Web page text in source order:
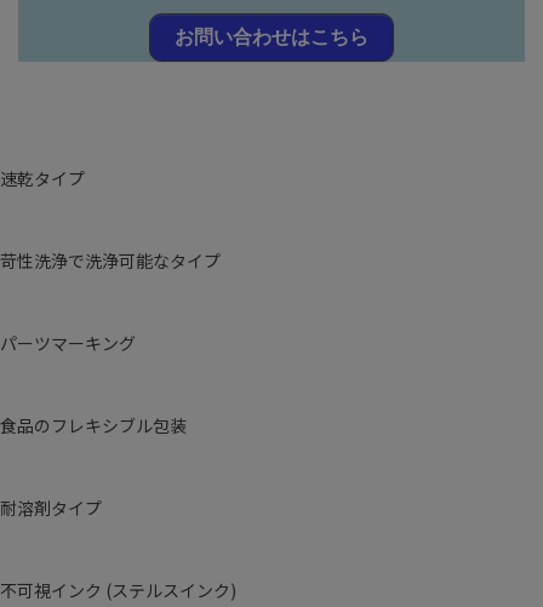
お問い合わせはこちら
速乾タイプ
苛性洗浄で洗浄可能なタイプ
パーツマーキング
食品のフレキシブル包装
耐溶剤タイプ
不可視インク (ステルスインク)